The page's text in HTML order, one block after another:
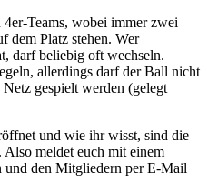
Teams, wobei immer zwei
dem Platz stehen. Wer
darf beliebig oft wechseln.
allerdings darf der Ball nicht
gespielt werden (gelegt
und wie ihr wisst, sind die
meldet euch mit einem
und den Mitgliedern per E-Mail